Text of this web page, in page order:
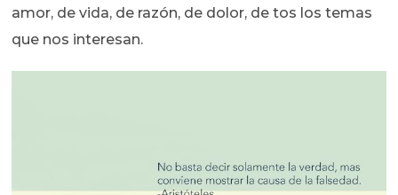
amor, de vida, de razón, de dolor, de tos los temas
que nos interesan.